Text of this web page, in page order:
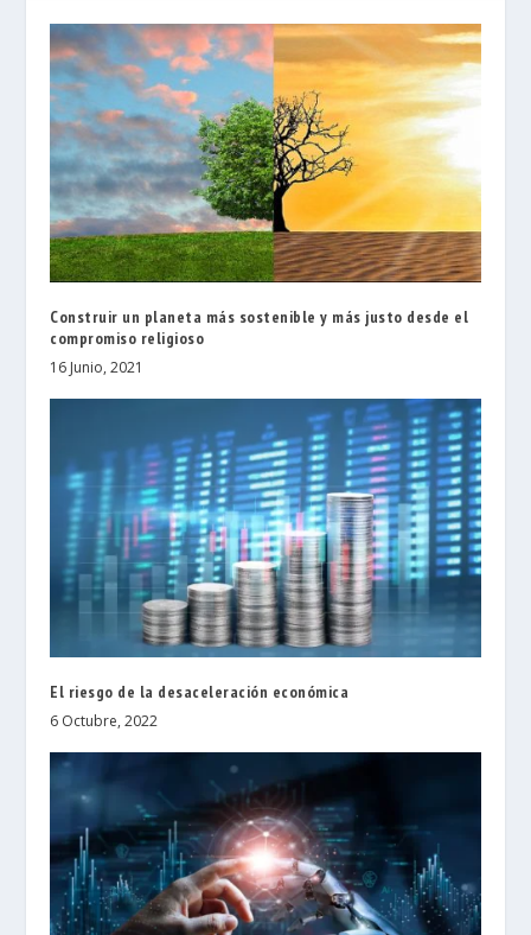
Construir un planeta más sostenible y más justo desde el
compromiso religioso
16 Junio, 2021
El riesgo de la desaceleración económica
6 Octubre, 2022